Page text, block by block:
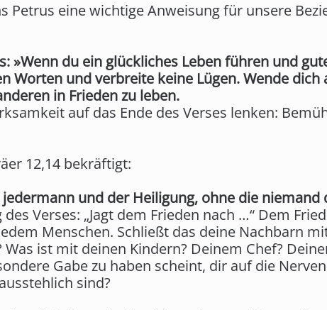
Petrus eine wichtige Anweisung für unsere
»Wenn du ein glückliches Leben führen und
Worten und verbreite keine Lügen. Wende
in Frieden zu leben.
auf das Ende des Verses lenken:
12,14 bekräftigt:
und der Heiligung, ohne die
Verses: „Jagt dem Frieden nach …“ Dem
Menschen. Schließt das deine Nachbarn
ist mit deinen Kindern? Deinem Chef?
Gabe zu haben scheint, dir auf die
sind?